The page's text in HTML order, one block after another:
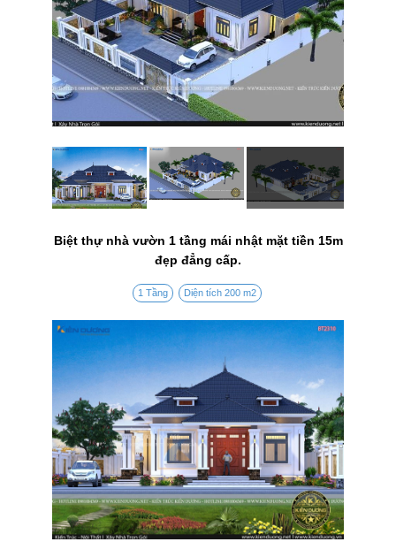
Biệt thự nhà vườn 1 tầng mái nhật mặt tiền 15m
đẹp đẳng cấp.
1 Tầng Diện tích 200 m2